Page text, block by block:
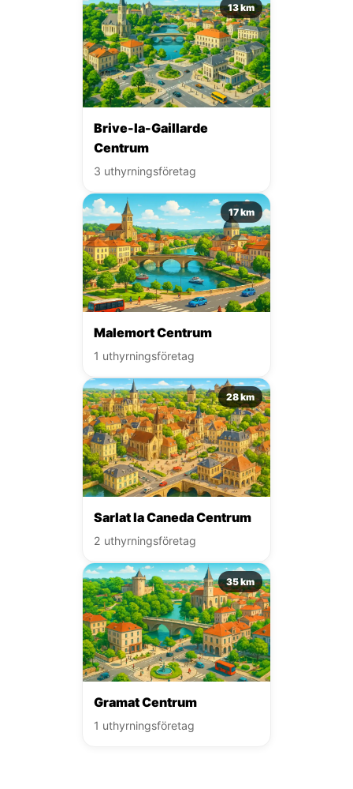
13 km
Brive-la-Gaillarde
Centrum
3 uthyrningsföretag
17 km
Malemort Centrum
1 uthyrningsföretag
28 km
Sarlat la Caneda Centrum
2 uthyrningsföretag
35 km
Gramat Centrum
1 uthyrningsföretag